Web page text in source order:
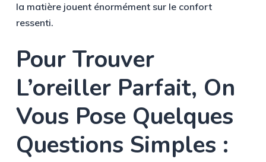
la matière jouent énormément sur le confort
ressenti.
Pour Trouver
L’oreiller Parfait, On
Vous Pose Quelques
Questions Simples :